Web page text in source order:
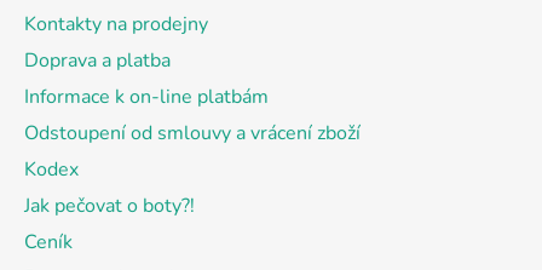
ý
p
Kontakty na prodejny
Doprava a platba
Informace k on-line platbám
Odstoupení od smlouvy a vrácení zboží
Kodex
Jak pečovat o boty?!
Ceník